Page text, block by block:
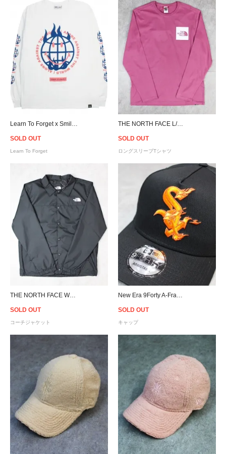
SOLD OUT
Learn To Forget
THE NORTH FACE L/S Fine T-Shirt - Pink
SOLD OUT
ロングスリーブTシャツ
THE NORTH FACE Water Repellent Coach Jacket - Black
SOLD OUT
コーチジャケット
SOLD OUT
キャップ